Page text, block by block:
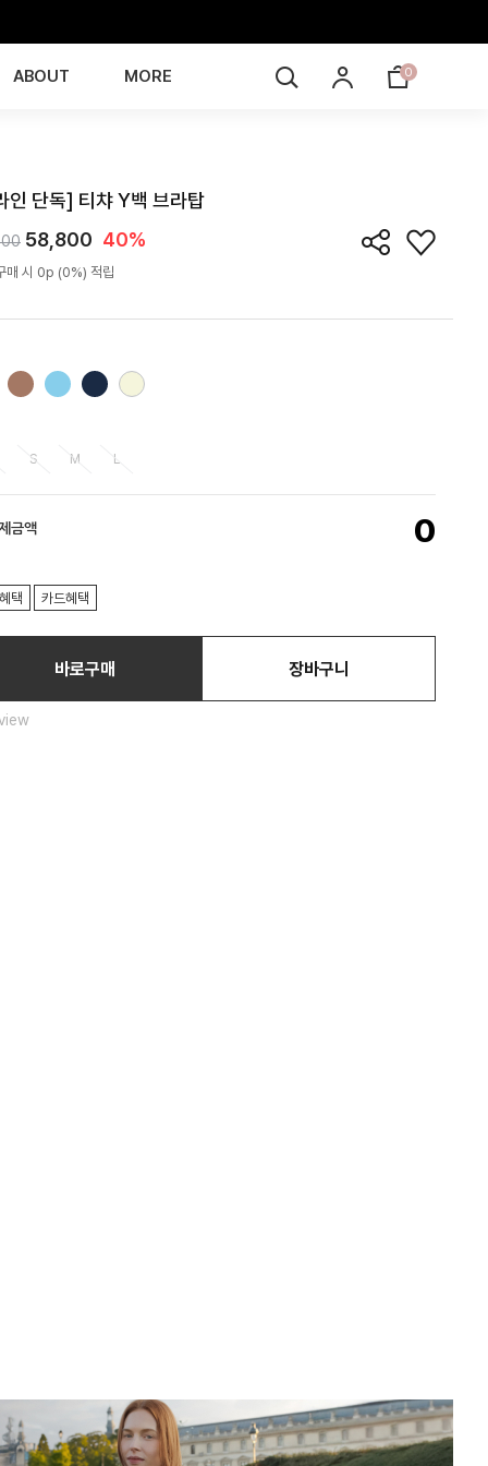
ABOUT MORE 0
인 단독] 티챠 Y백 브라탑
58,800 40%
매 시 0p (0%) 적립
S M L
금액 0
택 카드혜택
바로구매 장바구니